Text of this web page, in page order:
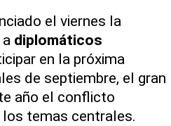
el viernes la
a diplomáticos
en la próxima
de septiembre, el gran
año el conflicto
temas centrales.